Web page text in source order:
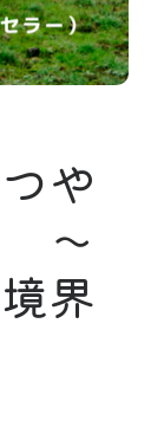
や
〜
界